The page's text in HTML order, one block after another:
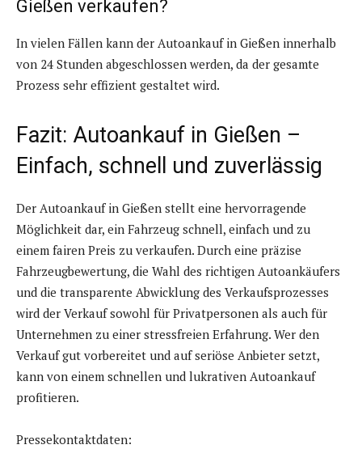
Gießen verkaufen?
In vielen Fällen kann der Autoankauf in Gießen innerhalb
von 24 Stunden abgeschlossen werden, da der gesamte
Prozess sehr effizient gestaltet wird.
Fazit: Autoankauf in Gießen –
Einfach, schnell und zuverlässig
Der Autoankauf in Gießen stellt eine hervorragende
Möglichkeit dar, ein Fahrzeug schnell, einfach und zu
einem fairen Preis zu verkaufen. Durch eine präzise
Fahrzeugbewertung, die Wahl des richtigen Autoankäufers
und die transparente Abwicklung des Verkaufsprozesses
wird der Verkauf sowohl für Privatpersonen als auch für
Unternehmen zu einer stressfreien Erfahrung. Wer den
Verkauf gut vorbereitet und auf seriöse Anbieter setzt,
kann von einem schnellen und lukrativen Autoankauf
profitieren.
Pressekontaktdaten: